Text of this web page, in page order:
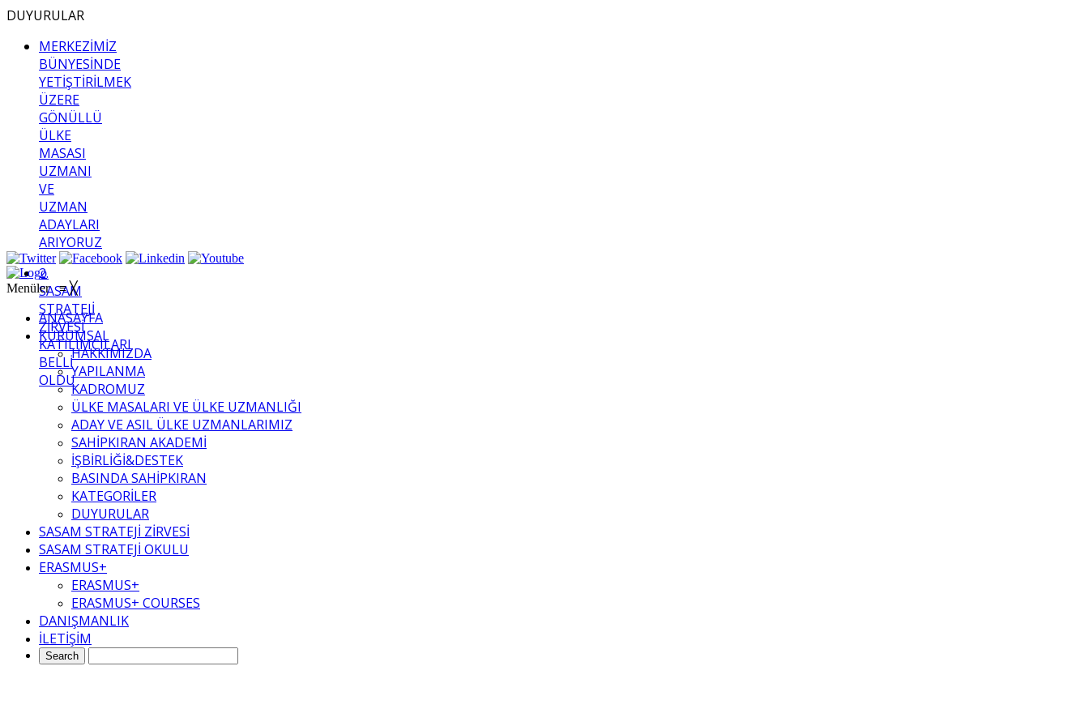
DUYURULAR
MERKEZİMİZ
BÜNYESİNDE
YETİŞTİRİLMEK
ÜZERE
GÖNÜLLÜ
ÜLKE
MASASI
UZMANI
VE
UZMAN
ADAYLARI
ARIYORUZ
2.
SASAM
STRATEJİ
ZİRVESİ
KATILIMCILARI
BELLİ
OLDU
Menüler≡ ╳
ANASAYFA
KURUMSAL
HAKKIMIZDA
YAPILANMA
KADROMUZ
ÜLKE MASALARI VE ÜLKE UZMANLIĞI
ADAY VE ASIL ÜLKE UZMANLARIMIZ
SAHİPKIRAN AKADEMİ
İŞBİRLİĞİ&DESTEK
BASINDA SAHİPKIRAN
KATEGORİLER
DUYURULAR
SASAM STRATEJİ ZİRVESİ
SASAM STRATEJİ OKULU
ERASMUS+
ERASMUS+
ERASMUS+ COURSES
DANIŞMANLIK
İLETİŞİM